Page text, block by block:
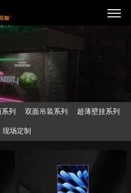
列 双面吊装系列 超薄壁挂系列
现场定制